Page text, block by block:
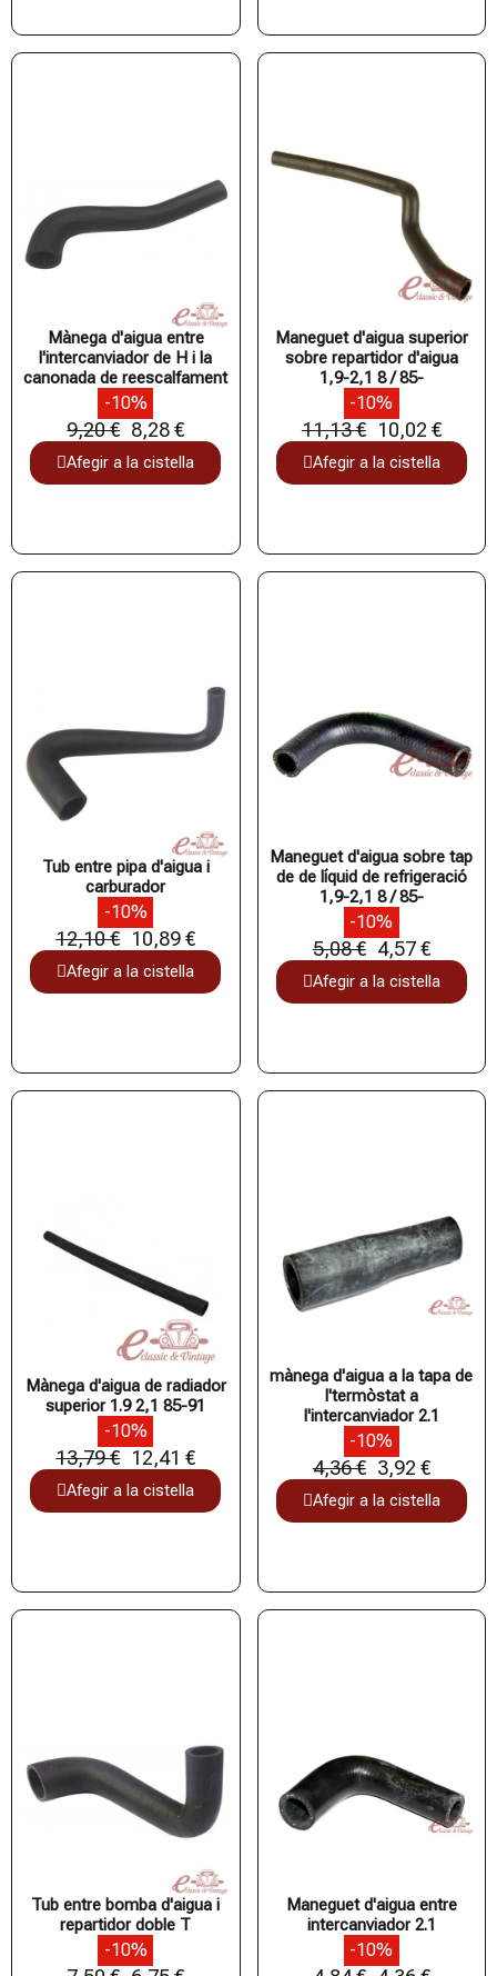
Mànega d'aigua entre
l'intercanviador de H i la
canonada de reescalfament
-10%
9,20 € 8,28 €
Afegir a la cistella
Maneguet d'aigua superior
sobre repartidor d'aigua
1,9-2,1 8 / 85-
-10%
11,13 € 10,02 €
Afegir a la cistella
Tub entre pipa d'aigua i
carburador
-10%
12,10 € 10,89 €
Afegir a la cistella
Maneguet d'aigua sobre tap
de de líquid de refrigeració
1,9-2,1 8 / 85-
-10%
5,08 € 4,57 €
Afegir a la cistella
Mànega d'aigua de radiador
superior 1.9 2,1 85-91
-10%
13,79 € 12,41 €
Afegir a la cistella
mànega d'aigua a la tapa de
l'termòstat a
l'intercanviador 2.1
-10%
4,36 € 3,92 €
Afegir a la cistella
Tub entre bomba d'aigua i
repartidor doble T
-10%
Maneguet d'aigua entre
intercanviador 2.1
-10%